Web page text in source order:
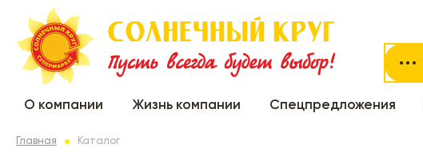
О компании Жизнь компании Спецпредложения
Главная Каталог